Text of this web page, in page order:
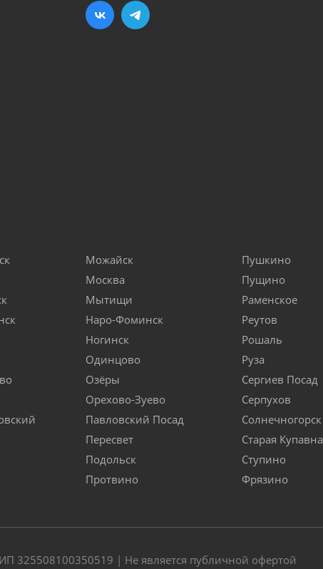
Можайск
Москва
Мытищи
Наро-Фоминск
Ногинск
Одинцово
Озёры
Орехово-Зуево
Павловский Посад
Пересвет
Подольск
Протвино
Пушкино
Пущино
Раменское
Реутов
Рошаль
Руза
Сергиев Посад
Серпухов
Солнечногорск
Старая Купавна
Ступино
Фрязино
325508100350519 | Не является публичной офертой